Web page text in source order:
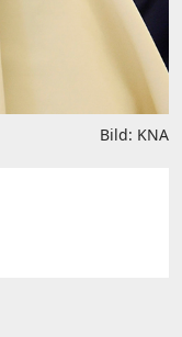
Bild: KNA